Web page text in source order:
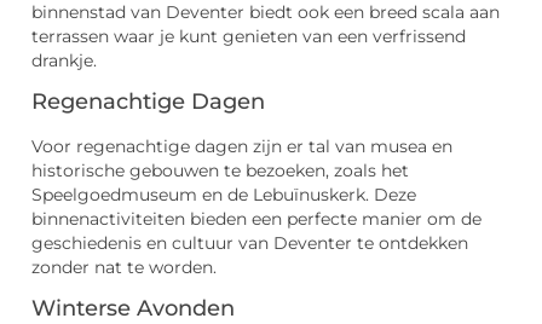
binnenstad van Deventer biedt ook een breed scala aan
terrassen waar je kunt genieten van een verfrissend
drankje.
Regenachtige Dagen
Voor regenachtige dagen zijn er tal van musea en
historische gebouwen te bezoeken, zoals het
Speelgoedmuseum en de Lebuïnuskerk. Deze
binnenactiviteiten bieden een perfecte manier om de
geschiedenis en cultuur van Deventer te ontdekken
zonder nat te worden.
Winterse Avonden